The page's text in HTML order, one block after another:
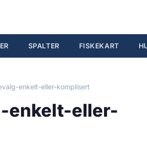
SPALTER FISKEKART
enkelt-eller-komplisert
enkelt-eller-